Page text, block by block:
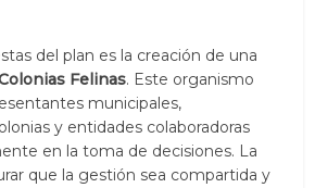
del plan es la creación de una
Felinas. Este organismo
municipales,
y entidades colaboradoras
en la toma de decisiones. La
que la gestión sea compartida y